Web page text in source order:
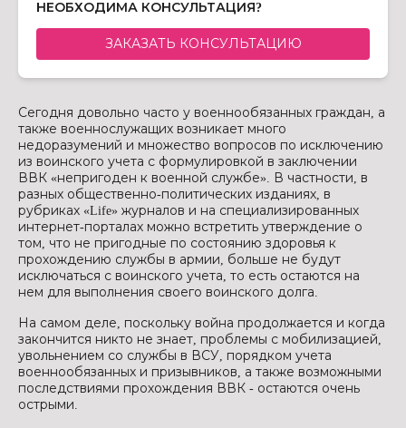
НЕОБХОДИМА КОНСУЛЬТАЦИЯ?
ЗАКАЗАТЬ КОНСУЛЬТАЦИЮ
Сегодня довольно часто у военнообязанных граждан, а
также военнослужащих возникает много
недоразумений и множество вопросов по исключению
из воинского учета с формулировкой в заключении
ВВК «непригоден к военной службе». В частности, в
разных общественно-политических изданиях, в
рубриках «Life» журналов и на специализированных
интернет-порталах можно встретить утверждение о
том, что не пригодные по состоянию здоровья к
прохождению службы в армии, больше не будут
исключаться с воинского учета, то есть остаются на
нем для выполнения своего воинского долга.
На самом деле, поскольку война продолжается и когда
закончится никто не знает, проблемы с мобилизацией,
увольнением со службы в ВСУ, порядком учета
военнообязанных и призывников, а также возможными
последствиями прохождения ВВК - остаются очень
острыми.